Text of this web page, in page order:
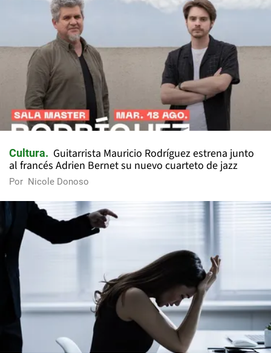
Cultura
Guitarrista Mauricio Rodríguez estrena junto
al francés Adrien Bernet su nuevo cuarteto de jazz
Por Nicole Donoso